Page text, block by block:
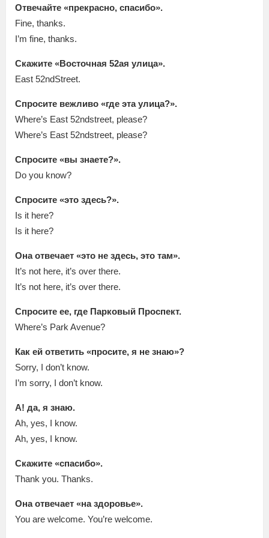
Отвечайте «прекрасно, спасибо».
Fine, thanks.
I’m fine, thanks.
Скажите «Восточная 52ая улица».
East 52ndStreet.
Спросите вежливо «где эта улица?».
Where’s East 52ndstreet, please?
Where’s East 52ndstreet, please?
Спросите «вы знаете?».
Do you know?
Спросите «это здесь?».
Is it here?
Is it here?
Она отвечает «это не здесь, это там».
It’s not here, it’s over there.
It’s not here, it’s over there.
Спросите ее, где Парковый Проспект.
Where’s Park Avenue?
Как ей ответить «просите, я не знаю»?
Sorry, I don’t know.
I’m sorry, I don’t know.
А! да, я знаю.
Ah, yes, I know.
Ah, yes, I know.
Скажите «спасибо».
Thank you. Thanks.
Она отвечает «на здоровье».
You are welcome. You’re welcome.